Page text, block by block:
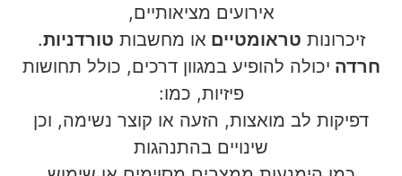
אירועים מציאותיים,
זיכרונות טראומטיים או מחשבות טורדניות.
חרדה יכולה להופיע במגוון דרכים, כולל תחושות
פיזיות, כמו:
דפיקות לב מואצות, הזעה או קוצר נשימה, וכן
שינויים בהתנהגות